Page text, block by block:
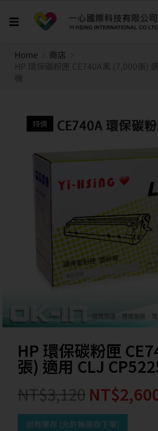
Home
商店
HP 環保碳粉匣 CE740A黑 (7,000張)
機
特價
HP 環保碳粉匣
張) 適用 CLJ
NT$3,120 NT$
尚有庫存 (允許無庫存下單)